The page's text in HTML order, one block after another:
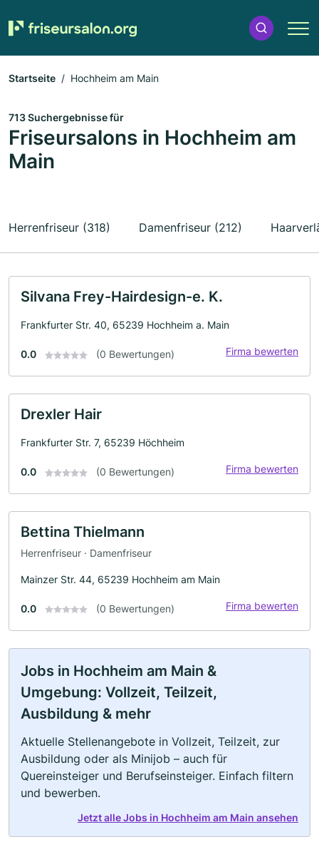
Startseite Hochheim am Main
713 Suchergebnisse für
Friseursalons in Hochheim am
Main
Herrenfriseur (318) Damenfriseur (212)
Silvana Frey-Hairdesign-e. K.
Frankfurter Str. 40, 65239 Hochheim a. Main
0.0 (0 Bewertungen) Firma bewerten
Drexler Hair
Frankfurter Str. 7, 65239 Höchheim
0.0 (0 Bewertungen) Firma bewerten
Bettina Thielmann
Herrenfriseur · Damenfriseur
Mainzer Str. 44, 65239 Hochheim am Main
0.0 (0 Bewertungen) Firma bewerten
Jobs in Hochheim am Main &
Umgebung: Vollzeit, Teilzeit,
Ausbildung & mehr
Aktuelle Stellenangebote in Vollzeit, Teilzeit, zur
Ausbildung oder als Minijob – auch für
Quereinsteiger und Berufseinsteiger. Einfach filtern
und bewerben.
Jetzt alle Jobs in Hochheim am Main ansehen